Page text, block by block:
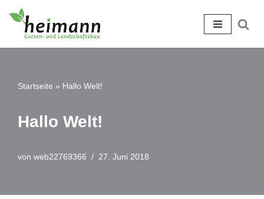
Zum
Inhalt
Startseite » Hallo Welt!
Hallo Welt!
von web22769366 27. Juni 2018